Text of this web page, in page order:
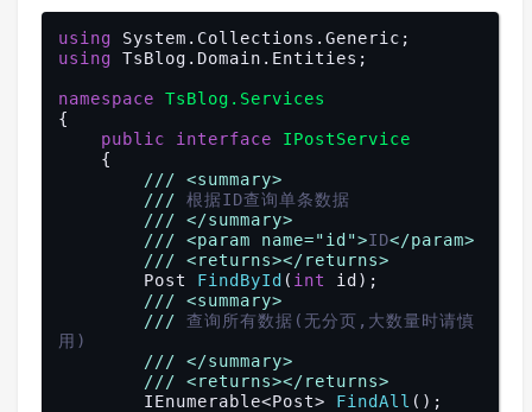
类</param>
///
<returns> </returns>
bool
Update Post entity ;
///
<summary>
根据实体删除一条数据
///
</summary>
</param>
///
<returns></returns>
bool
Delete (Post entity
///
<summary>
/// 删除指定ID的数据
///
</summary>
///
<param name="id"> 主键ID</par
am>
///
<returns></returns>
bool
DeleteById(object id
using
using
TsBlog.Domain.Entities;
namespace
TsBlog.Services
{
public
interface
IPostService
///
<summary>
/// 根据ID查询单条数据
///
</summary>
///
<param name="id">ID</param>
///
<returns></returns>
Post FindById ( int id ) ;
///
<summary>
/// 查询所有数据(无分页,大数量时请慎
用)
///
</summary>
///
<returns></returns>
IEnumerable<Post> FindAll ( ) ;